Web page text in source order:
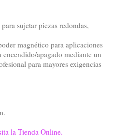
sujetar piezas redondas,
magnético para aplicaciones
apagado mediante un
para mayores exigencias
la Tienda Online.